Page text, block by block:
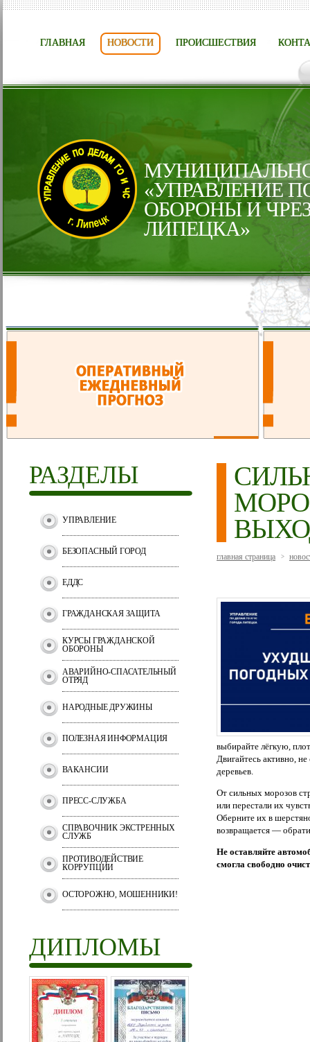
ГЛАВНАЯ НОВОСТИ ПРОИСШЕСТВИЯ
«УПРАВЛЕНИЕ
ОБОРОНЫ И
ЛИПЕЦКА»
РАЗДЕЛЫ
УПРАВЛЕНИЕ
БЕЗОПАСНЫЙ ГОРОД
ЕДДС
ГРАЖДАНСКАЯ ЗАЩИТА
КУРСЫ ГРАЖДАНСКОЙ
ОБОРОНЫ
АВАРИЙНО-СПАСАТЕЛЬНЫЙ
ОТРЯД
НАРОДНЫЕ ДРУЖИНЫ
ПОЛЕЗНАЯ ИНФОРМАЦИЯ
ВАКАНСИИ
ПРЕСС-СЛУЖБА
СПРАВОЧНИК ЭКСТРЕННЫХ
СЛУЖБ
ПРОТИВОДЕЙСТВИЕ
КОРРУПЦИИ
ОСТОРОЖНО, МОШЕННИКИ!
ДИПЛОМЫ
главная страница >
выбирайте лёгкую,
Двигайтесь активно,
деревьев.
От сильных морозов
или перестали их
Оберните их в
возвращается —
Не оставляйте
смогла свободно